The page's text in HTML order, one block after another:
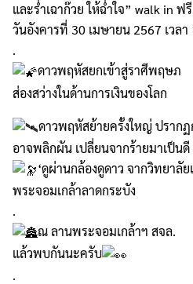
และร่ำเฉาก๊วย ให้ฉ่ำใจ” walk in ฟ
วันอังคารที่ 30 เมษายน 2567 เวล
.
ดาวพฤหัสยกเข้าสู่ราศีพฤษภ
ส่องสว่างในด้านการเงินของโลก
ดาวพฤหัสย้ายครั้งใหญ่ ปราก
อาจพลิกผัน เปลี่ยนจากร้ายมาเป็นดี
‘ดูผ่านกล้องดูดาว จากวิทยาลั
พระจอมเกล้าลาดกระบัง
.
ณ ลานพระจอมเกล้าฯ สจล.
แล้วพบกันนะครับ
.